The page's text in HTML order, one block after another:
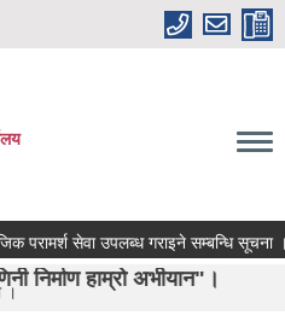
अभीयान"।
सेवा उपलब्ध गराइने सम्बन्धि सूचना ।
।